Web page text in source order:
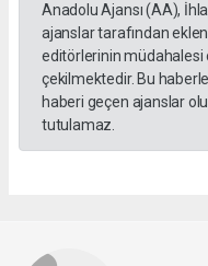
Anadolu Ajansı (AA),
ajanslar tarafından
editörlerinin müdahalesi
çekilmektedir. Bu
haberi geçen ajanslar
tutulamaz.